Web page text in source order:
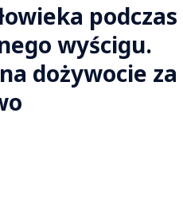
podczas
wyścigu.
dożywocie za